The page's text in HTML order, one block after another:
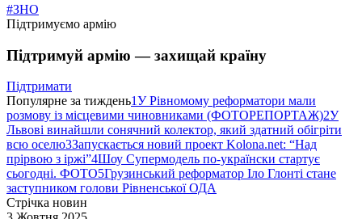
#ЗНО
Підтримуємо армію
Підтримуй армію — захищай країну
Підтримати
Популярне за тиждень1У Рівномому реформатори мали
розмову із місцевими чиновниками (ФОТОРЕПОРТАЖ)2У
Львові винайшли сонячний колектор, який здатний обігріти
всю оселю3Запускається новий проект Kolona.net: “Над
прірвою з іржі”4Шоу Супермодель по-українски стартує
сьогодні. ФОТО5Грузинський реформатор Іло Глонті стане
заступником голови Рівненської ОДА
Стрічка новин